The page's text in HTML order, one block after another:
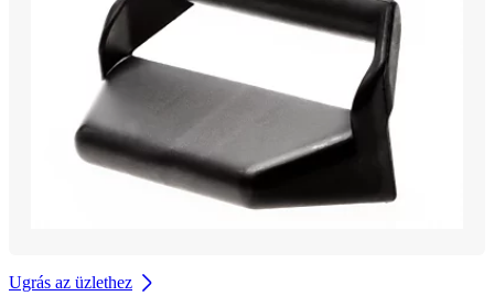
Ugrás az üzlethez